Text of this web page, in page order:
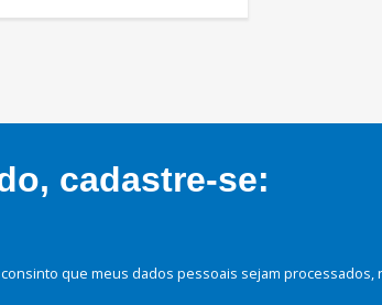
cadastre-se:
que meus dados pessoais sejam